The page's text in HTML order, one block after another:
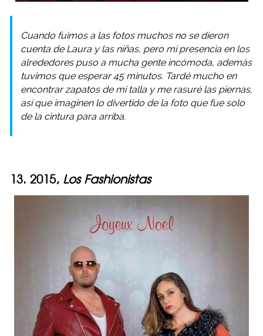
Cuando fuimos a las fotos muchos no se dieron
cuenta de Laura y las niñas, pero mi presencia en los
alrededores puso a mucha gente incómoda, además
tuvimos que esperar 45 minutos. Tardé mucho en
encontrar zapatos de mi talla y me rasuré las piernas,
así que imaginen lo divertido de la foto que fue solo
de la cintura para arriba.
13. 2015, Los Fashionistas